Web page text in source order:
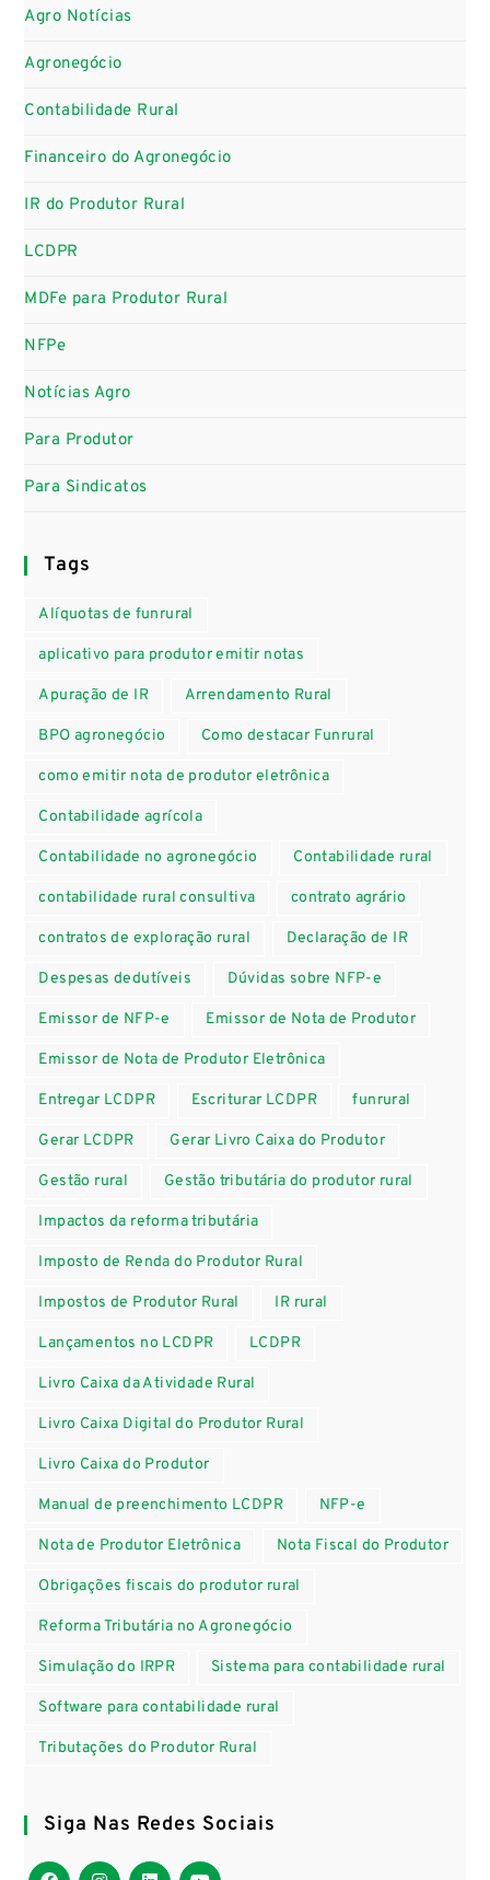
Agro Notícias
Agronegócio
Contabilidade Rural
Financeiro do Agronegócio
IR do Produtor Rural
LCDPR
MDFe para Produtor Rural
NFPe
Notícias Agro
Para Produtor
Para Sindicatos
Tags
Alíquotas de funrural
aplicativo para produtor emitir notas
Apuração de IR Arrendamento Rural
BPO agronegócio Como destacar Funrural
como emitir nota de produtor eletrônica
Contabilidade agrícola
Contabilidade no agronegócio Contabilidade rural
contabilidade rural consultiva contrato agrário
contratos de exploração rural Declaração de IR
Despesas dedutíveis Dúvidas sobre NFP-e
Emissor de NFP-e Emissor de Nota de Produtor
Emissor de Nota de Produtor Eletrônica
Entregar LCDPR Escriturar LCDPR funrural
Gerar LCDPR Gerar Livro Caixa do Produtor
Gestão rural Gestão tributária do produtor rural
Impactos da reforma tributária
Imposto de Renda do Produtor Rural
Impostos de Produtor Rural IR rural
Lançamentos no LCDPR LCDPR
Livro Caixa da Atividade Rural
Livro Caixa Digital do Produtor Rural
Livro Caixa do Produtor
Manual de preenchimento LCDPR NFP-e
Nota de Produtor Eletrônica Nota Fiscal do Produtor
Obrigações fiscais do produtor rural
Reforma Tributária no Agronegócio
Simulação do IRPR Sistema para contabilidade rural
Software para contabilidade rural
Tributações do Produtor Rural
Siga Nas Redes Sociais